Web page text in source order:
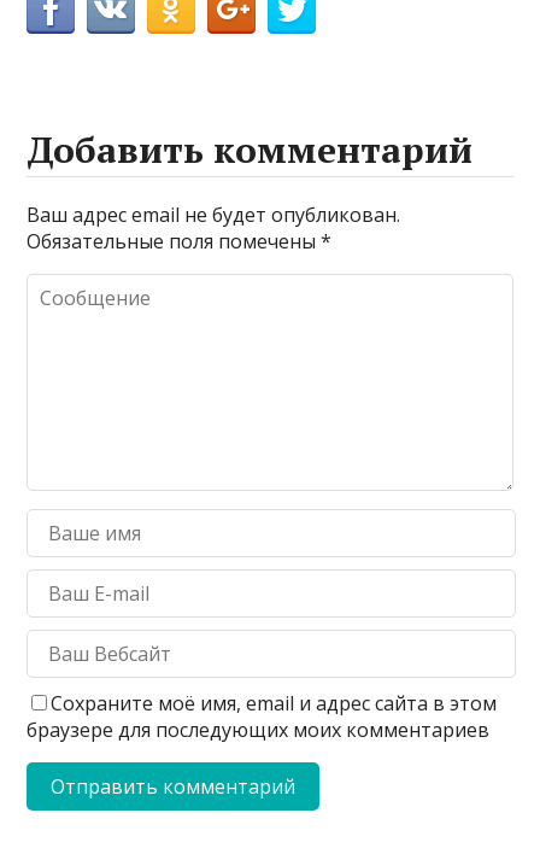
Добавить комментарий
Ваш адрес email не будет опубликован.
Обязательные поля помечены*
Сохраните моё имя, email и адрес сайта в этом
браузере для последующих моих комментариев